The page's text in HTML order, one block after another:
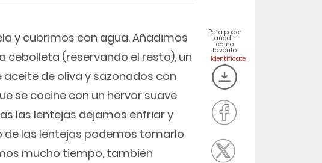
y cubrimos con agua. Añadimos
cebolleta (reservando el resto), un
de oliva y sazonados con
se cocine con un hervor suave
las lentejas dejamos enfriar y
de las lentejas podemos tomarlo
mucho tiempo, también
Para poder
añadir
como
favorito